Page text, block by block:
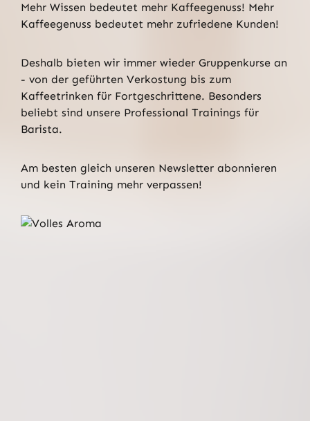
Mehr Wissen bedeutet mehr Kaffeegenuss! Mehr
Kaffeegenuss bedeutet mehr zufriedene Kunden!
Deshalb bieten wir immer wieder Gruppenkurse an
- von der geführten Verkostung bis zum
Kaffeetrinken für Fortgeschrittene. Besonders
beliebt sind unsere Professional Trainings für
Barista.
Am besten gleich unseren Newsletter abonnieren
und kein Training mehr verpassen!